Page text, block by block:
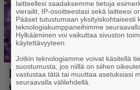
laitteellesi saadaksemme tietoja
vierailit, IP-osoitteestasi sekä laitteesi
Pääset tutustumaan yksityiskohtaisesti
teknologiakumppaneihimme
Hylkääminen voi vaikuttaa sivuston
käytettävyyteen.
Jotkin teknologiamme voivat käsitellä
suostumusta, jos niillä on siihen
vastustaa tätä tai muuttaa asetuksiasi
seuraavalla välilehdellä.